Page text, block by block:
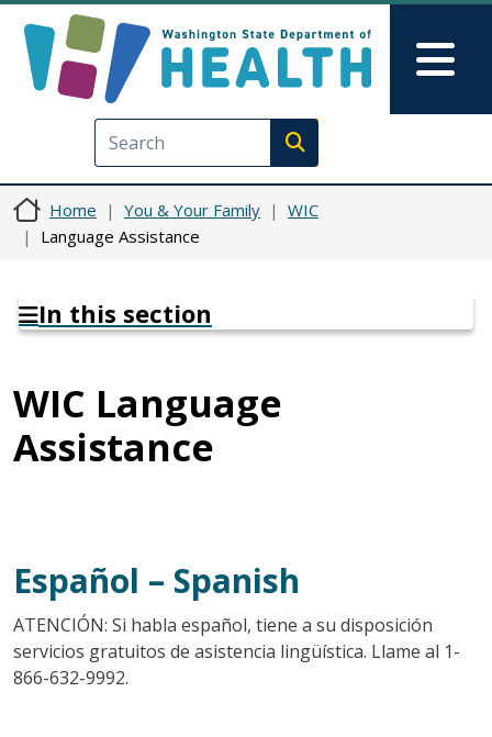
Execute search
Home You & Your Family
WIC
Language Assistance
In this section
WIC Language
Assistance
Español – Spanish
ATENCIÓN: Si habla español, tiene a su disposición
servicios gratuitos de asistencia lingüística. Llame al 1-
866-632-9992.